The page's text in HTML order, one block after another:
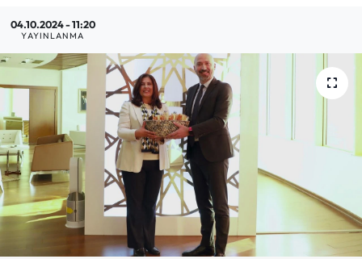
04.10.2024 - 11:20
YAYINLANMA